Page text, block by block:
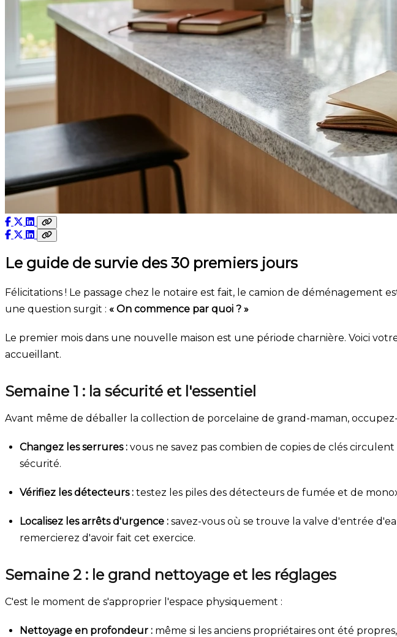
Le guide de survie des 30 premiers jours
Félicitations ! Le passage chez le notaire est fait, le camion de déménagement
une question surgit : « On commence par quoi ? »
Le premier mois dans une nouvelle maison est une période charnière. Voici
accueillant.
Semaine 1 : la sécurité et l'essentiel
Avant même de déballer la collection de porcelaine de grand-maman, occupez-
Changez les serrures : vous ne savez pas combien de copies de clés
sécurité.
Vérifiez les détecteurs : testez les piles des détecteurs de fumée et de
Localisez les arrêts d'urgence : savez-vous où se trouve la valve d'entrée
remercierez d'avoir fait cet exercice.
Semaine 2 : le grand nettoyage et les réglages
C'est le moment de s'approprier l'espace physiquement :
Nettoyage en profondeur : même si les anciens propriétaires ont été